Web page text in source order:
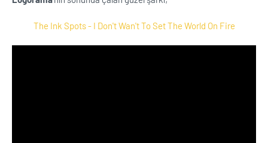
The Ink Spots - I Don't Wan't To Set The World On Fire